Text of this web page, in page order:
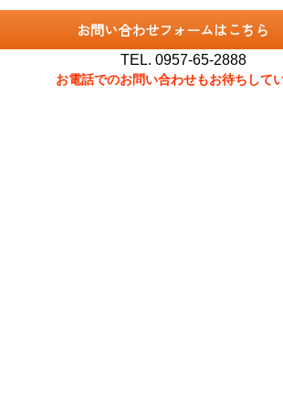
お問い合わせフォームはこちら
TEL. 0957-65-2888
お電話でのお問い合わせもお待ちして